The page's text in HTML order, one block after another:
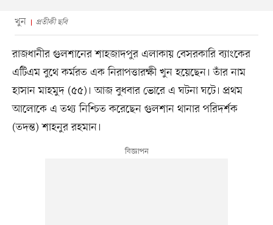
খুন প্রতীকী ছবি
রাজধানীর গুলশানের শাহজাদপুর এলাকায় বেসরকারি ব্যাংকের
এটিএম বুথে কর্মরত এক নিরাপত্তারক্ষী খুন হয়েছেন। তাঁর নাম
হাসান মাহমুদ (৫৫)। আজ বুধবার ভোরে এ ঘটনা ঘটে। প্রথম
আলোকে এ তথ্য নিশ্চিত করেছেন গুলশান থানার পরিদর্শক
(তদন্ত) শাহনুর রহমান।